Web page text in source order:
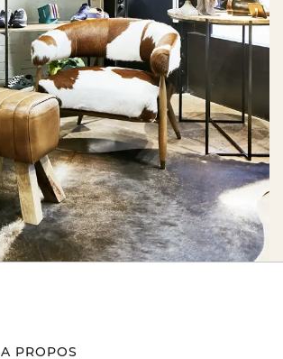
A PROPOS